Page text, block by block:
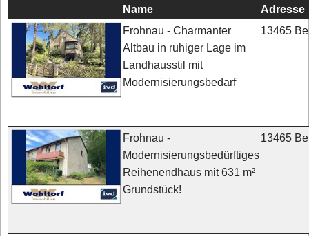
Name
Adresse
Frohnau - Charmanter
Altbau in ruhiger Lage im
Landhausstil mit
Modernisierungsbedarf
13465
Frohnau -
Modernisierungsbedürftiges
Reihenendhaus mit 631 m²
Grundstück!
13465